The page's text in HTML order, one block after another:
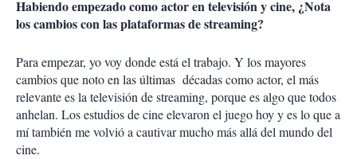
Habiendo empezado como actor en televisión y cine, ¿Nota
los cambios con las plataformas de streaming?
Para empezar, yo voy donde está el trabajo. Y los mayores
cambios que noto en las últimas décadas como actor, el más
relevante es la televisión de streaming, porque es algo que todos
anhelan. Los estudios de cine elevaron el juego hoy y es lo que a
mí también me volvió a cautivar mucho más allá del mundo del
cine.